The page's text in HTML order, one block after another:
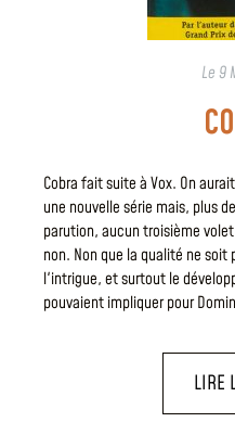
Le 9
Cobra fait suite à Vox. On
une nouvelle série mais, plus
parution, aucun troisième
non. Non que la qualité ne
l'intrigue, et surtout le
pouvaient impliquer pour
LIRE